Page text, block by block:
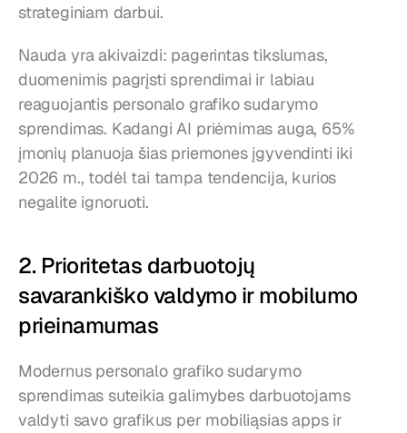
strateginiam darbui.
Nauda yra akivaizdi: pagerintas tikslumas,
duomenimis pagrįsti sprendimai ir labiau
reaguojantis personalo grafiko sudarymo
sprendimas. Kadangi AI priėmimas auga, 65%
įmonių planuoja šias priemones įgyvendinti iki
2026 m., todėl tai tampa tendencija, kurios
negalite ignoruoti.
2. Prioritetas darbuotojų
savarankiško valdymo ir mobilumo
prieinamumas
Modernus personalo grafiko sudarymo
sprendimas suteikia galimybes darbuotojams
valdyti savo grafikus per mobiliąsias apps ir